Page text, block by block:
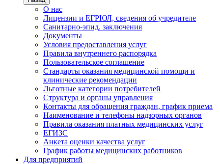
О нас
Лицензии и ЕГРЮЛ, сведения об учредителе
Санитарно-эпид. заключения
Документы
Условия предоставления услуг
Правила внутреннего распорядка
Пользовательское соглашение
Стандарты оказания медицинской помощи и
клинические рекомендации
Льготные категории потребителей
Структура и органы управления
Контакты для обращения граждан, график приема
Наименование и телефоны надзорных органов
Правила оказания платных медицинских услуг
ЕГИЗС
Анкета оценки качества услуг
График работы медицинских работников
Для предприятий